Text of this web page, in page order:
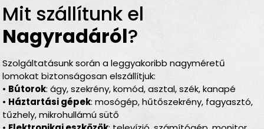
Mit szállítunk el
Nagyradáról?
Szolgáltatásunk során a leggyakoribb nagyméretű
lomokat biztonságosan elszállítjuk:
• Bútorok: ágy, szekrény, komód, asztal, szék, kanapé
• Háztartási gépek: mosógép, hűtőszekrény, fagyasztó,
tűzhely, mikrohullámú sütő